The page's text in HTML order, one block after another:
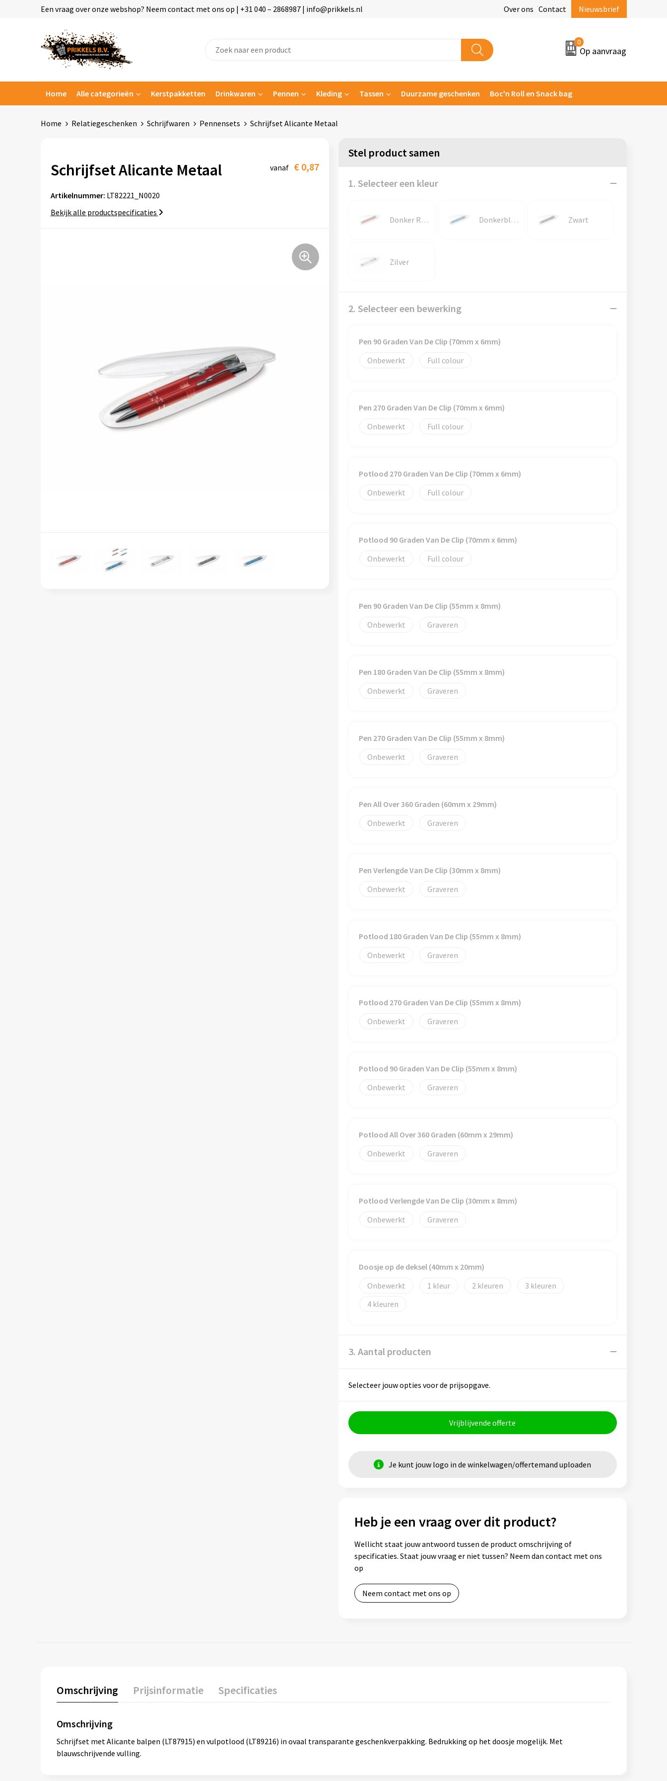
Een vraag over onze webshop? Neem contact met ons op | +31 040 – 2868987 | info@prikkels.nl Over ons Contact Nieuwsbrief
0
Op aanvraag
Home Alle categorieën Kerstpakketten Drinkwaren Pennen Kleding Tassen Duurzame geschenken Boc'n Roll en Snack bag
Home Relatiegeschenken Schrijfwaren Pennensets Schrijfset Alicante Metaal
Schrijfset Alicante Metaal vanaf € 0,87
Artikelnummer: LT82221_N0020
Bekijk alle productspecificaties
Stel product samen
1. Selecteer een kleur
Donker Rood Donkerblauw Zwart
Zilver
2. Selecteer een bewerking
Pen 90 Graden Van De Clip (70mm x 6mm)
Onbewerkt
Full colour
Pen 270 Graden Van De Clip (70mm x 6mm)
Onbewerkt
Full colour
Potlood 270 Graden Van De Clip (70mm x 6mm)
Onbewerkt
Full colour
Potlood 90 Graden Van De Clip (70mm x 6mm)
Onbewerkt
Full colour
Pen 90 Graden Van De Clip (55mm x 8mm)
Onbewerkt
Graveren
Pen 180 Graden Van De Clip (55mm x 8mm)
Onbewerkt
Graveren
Pen 270 Graden Van De Clip (55mm x 8mm)
Onbewerkt
Graveren
Pen All Over 360 Graden (60mm x 29mm)
Onbewerkt
Graveren
Pen Verlengde Van De Clip (30mm x 8mm)
Onbewerkt
Graveren
Potlood 180 Graden Van De Clip (55mm x 8mm)
Onbewerkt
Graveren
Potlood 270 Graden Van De Clip (55mm x 8mm)
Onbewerkt
Graveren
Potlood 90 Graden Van De Clip (55mm x 8mm)
Onbewerkt
Graveren
Potlood All Over 360 Graden (60mm x 29mm)
Onbewerkt
Graveren
Potlood Verlengde Van De Clip (30mm x 8mm)
Onbewerkt
Graveren
Doosje op de deksel (40mm x 20mm)
Onbewerkt
1 2
3
4
3. Aantal producten
Selecteer jouw opties voor de prijsopgave.
Vrijblijvende offerte
Je kunt jouw logo in de winkelwagen/offertemand uploaden
Heb je een vraag over dit product?
Wellicht staat jouw antwoord tussen de product omschrijving of
specificaties. Staat jouw vraag er niet tussen? Neem dan contact met ons
op
Neem contact met ons op
Omschrijving Prijsinformatie Specificaties
Omschrijving
Schrijfset met Alicante balpen (LT87915) en vulpotlood (LT89216) in ovaal transparante geschenkverpakking. Bedrukking op het doosje mogelijk. Met
blauwschrijvende vulling.